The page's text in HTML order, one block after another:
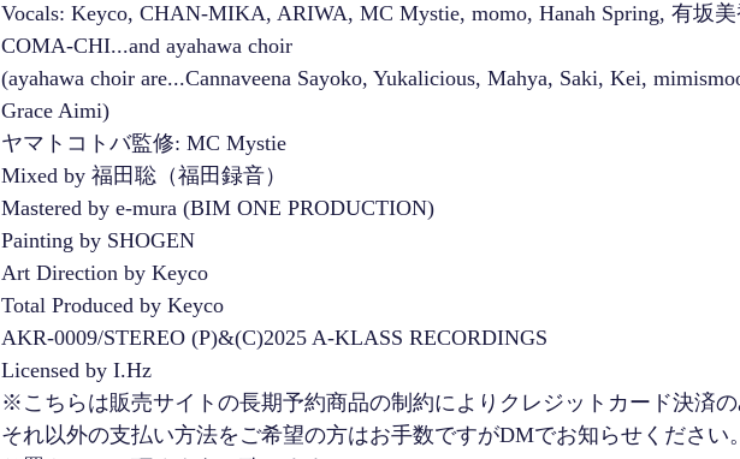
Vocals: Keyco, CHAN-MIKA, ARIWA, MC Mystie, momo, Hanah Spring, 有坂
COMA-CHI...and ayahawa choir
(ayahawa choir are...Cannaveena Sayoko, Yukalicious, Mahya, Saki, Kei,
Grace Aimi)
ヤマトコトバ監修: MC Mystie
Mixed by 福田聡（福田録音）
Mastered by e-mura (BIM ONE PRODUCTION)
Painting by SHOGEN
Art Direction by Keyco
Total Produced by Keyco
AKR-0009/STEREO (P)&(C)2025 A-KLASS RECORDINGS
Licensed by I.Hz
※こちらは販売サイトの長期予約商品の制約によりクレジットカード決済
それ以外の支払い方法をご希望の方はお手数ですがDMでお知らせください